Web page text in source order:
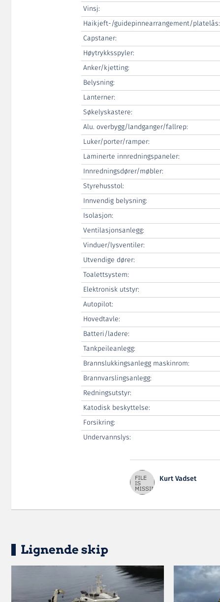
Vinsj:
Haikjeft-/guidepinnearrangement/platelås:
Capstaner:
Høytrykksspyler:
Anker/kjetting:
Belysning:
Lanterner:
Søkelyskastere:
Alu. overbygg/landganger/fallrep:
Luker/porter/ramper:
Laminerte innredningspaneler:
Innredningsdører/møbler:
Styrehusstol:
Innvendig belysning:
Isolasjon:
Ventilasjonsanlegg:
Vinduer/lysventiler:
Utvendige dører:
Toalettsystem:
Elektronisk utstyr:
Autopilot:
Hovedtavle:
Batteri/ladere:
Tankpeileanlegg:
Brannslukkingsanlegg maskinrom:
Brannvarslingsanlegg:
Redningsutstyr:
Katodisk beskyttelse:
Forsikring:
Undervannslys:
Kurt Vadset
Lignende skip